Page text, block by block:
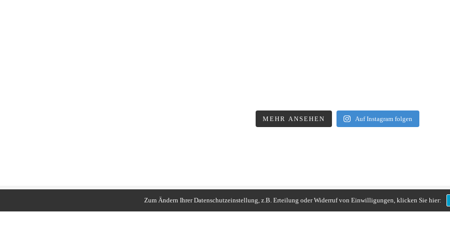
MEHR ANSEHEN Auf Instagram folgen
Zum Ändern Ihrer Datenschutzeinstellung, z.B. Erteilung oder Widerruf von Einwilligungen, klicken Sie hier: